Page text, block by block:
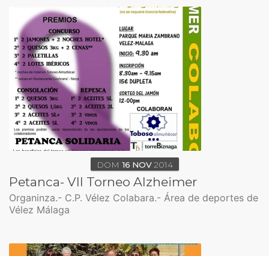
DOM 16 NOV 2014
Petanca- VII Torneo Alzheimer
Organinza.- C.P. Vélez Colabara.- Área de deportes de
Vélez Málaga